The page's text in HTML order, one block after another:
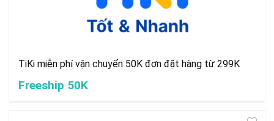
TiKi miễn phí vận chuyển 50K đơn đặt hàng từ 299K
Freeship 50K